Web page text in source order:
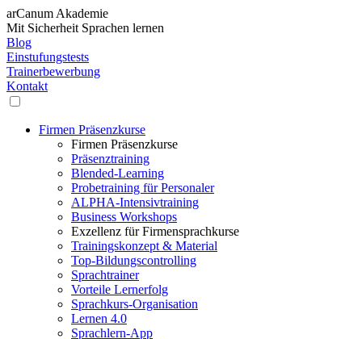
arCanum Akademie
Mit Sicherheit Sprachen lernen
Blog
Einstufungstests
Trainerbewerbung
Kontakt
Firmen Präsenzkurse
Firmen Präsenzkurse
Präsenztraining
Blended-Learning
Probetraining für Personaler
ALPHA-Intensivtraining
Business Workshops
Exzellenz für Firmensprachkurse
Trainingskonzept & Material
Top-Bildungscontrolling
Sprachtrainer
Vorteile Lernerfolg
Sprachkurs-Organisation
Lernen 4.0
Sprachlern-App